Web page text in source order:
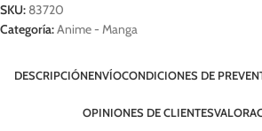
SKU: 83720
Categoría:Anime - Manga
DESCRIPCIÓNENVÍOCONDICIONES DE
OPINIONES DE CLIENTES